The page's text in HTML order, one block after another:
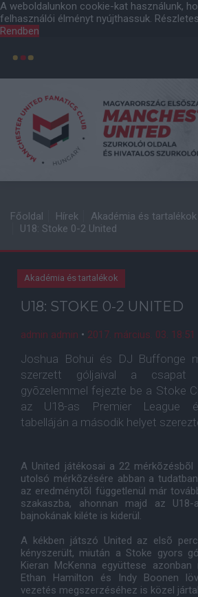
A weboldalunkon cookie-kat használunk,
felhasználói élményt nyújthassuk.
Rendben
Főoldal Hírek
Akadémia és tartalékok
U18: Stoke 0-2 United
Akadémia és tartalékok
U18: STOKE 0-2 UNITED
admin admin • 2017. március. 03. 18:51
Joshua Bohui és DJ Buffonge
szerzett góljaival a csapat
gyõzelemmel fejezte be a Stoke
az U18-as Premier League
tabelláján a második helyet
A United játékosai a 22 mérkõzésbõl
utolsó mérkõzésére abban a
az eredménytõl függetlenül már
szakaszba, ahonnan majd az U18-
bajnokának kiléte is kiderül.
A kékben játszó United az elsõ
kényszerült, miután a Stoke gyors
Kieran McKenna együttese azonban
Ethan Hamilton és Indy Boonen
vezetés megszerzéséhez is közel